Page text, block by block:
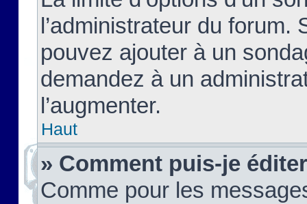
l’administrateur du forum.
pouvez ajouter à un
demandez à un
l’augmenter.
Haut
» Comment puis-je
Comme pour les